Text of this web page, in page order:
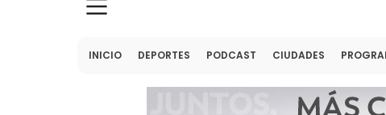
INICIO DEPORTES PODCAST CIUDADES